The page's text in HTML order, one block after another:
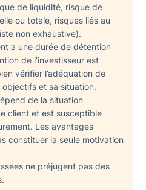
de liquidité, risque de
ou totale, risques liés au
non exhaustive).
a une durée de détention
de l’investisseur est
vérifier l’adéquation de
et sa situation.
de la situation
client et est susceptible
Les avantages
constituer la seule motivation
ne préjugent pas des